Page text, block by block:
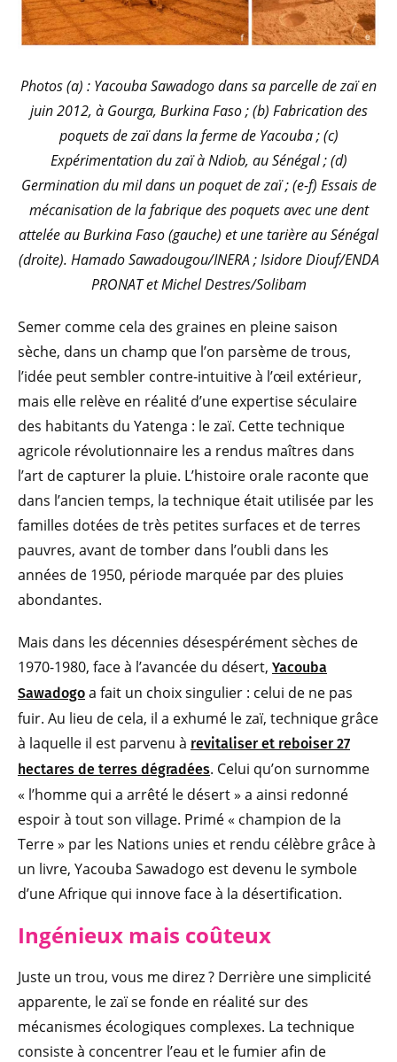
Photos (a) : Yacouba Sawadogo dans sa parcelle de zaï en
juin 2012, à Gourga, Burkina Faso ; (b) Fabrication des
poquets de zaï dans la ferme de Yacouba ; (c)
Expérimentation du zaï à Ndiob, au Sénégal ; (d)
Germination du mil dans un poquet de zaï ; (e-f) Essais de
mécanisation de la fabrique des poquets avec une dent
attelée au Burkina Faso (gauche) et une tarière au Sénégal
(droite). Hamado Sawadougou/INERA ; Isidore Diouf/ENDA
PRONAT et Michel Destres/Solibam
Semer comme cela des graines en pleine saison
sèche, dans un champ que l’on parsème de trous,
l’idée peut sembler contre-intuitive à l’œil extérieur,
mais elle relève en réalité d’une expertise séculaire
des habitants du Yatenga : le zaï. Cette technique
agricole révolutionnaire les a rendus maîtres dans
l’art de capturer la pluie. L’histoire orale raconte que
dans l’ancien temps, la technique était utilisée par les
familles dotées de très petites surfaces et de terres
pauvres, avant de tomber dans l’oubli dans les
années de 1950, période marquée par des pluies
abondantes.
Mais dans les décennies désespérément sèches de
1970-1980, face à l’avancée du désert, Yacouba
Sawadogo a fait un choix singulier : celui de ne pas
fuir. Au lieu de cela, il a exhumé le zaï, technique grâce
à laquelle il est parvenu à revitaliser et reboiser 27
hectares de terres dégradées. Celui qu’on surnomme
« l’homme qui a arrêté le désert » a ainsi redonné
espoir à tout son village. Primé « champion de la
Terre » par les Nations unies et rendu célèbre grâce à
un livre, Yacouba Sawadogo est devenu le symbole
d’une Afrique qui innove face à la désertification.
Ingénieux mais coûteux
Juste un trou, vous me direz ? Derrière une simplicité
apparente, le zaï se fonde en réalité sur des
mécanismes écologiques complexes. La technique
consiste à concentrer l’eau et le fumier afin de